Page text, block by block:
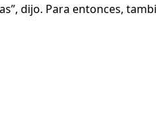
dijo. Para entonces,